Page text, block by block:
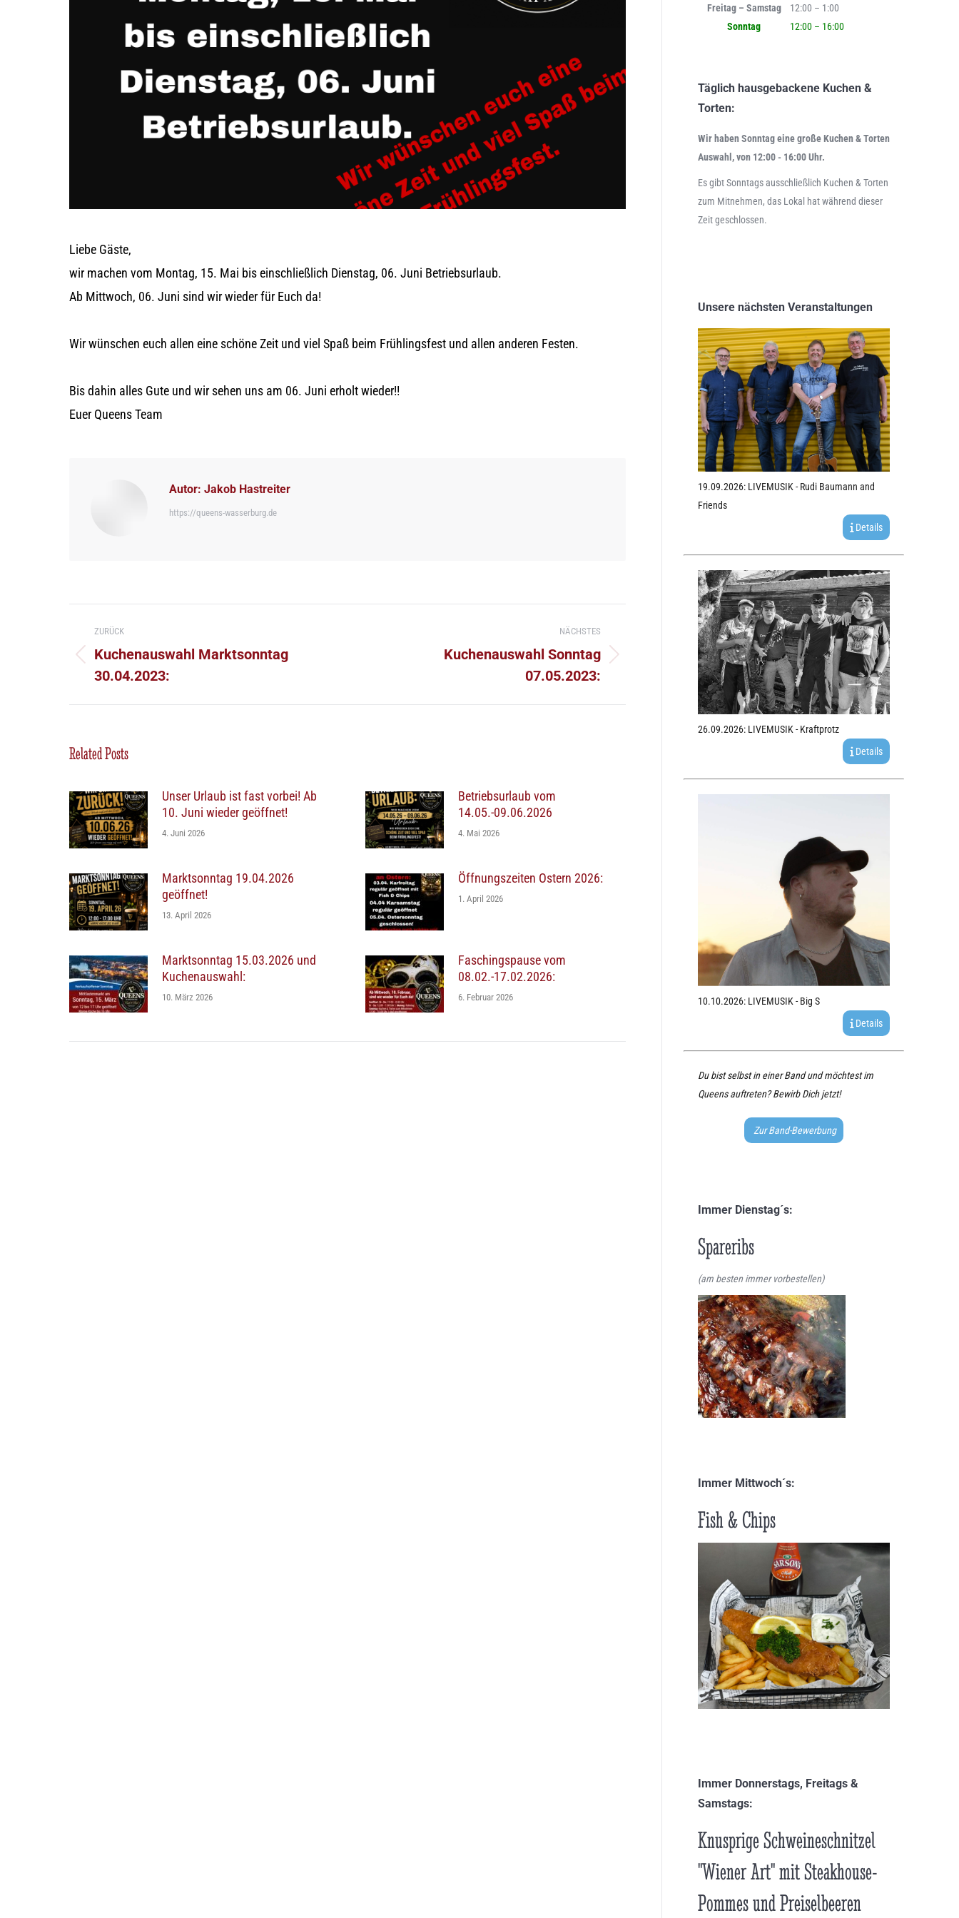
Liebe Gäste,
wir machen vom Montag, 15. Mai bis einschließlich Dienstag, 06. Juni Betriebsurlaub.
Ab Mittwoch, 06. Juni sind wir wieder für Euch da!
Wir wünschen euch allen eine schöne Zeit und viel Spaß beim Frühlingsfest und allen anderen Festen.
Bis dahin alles Gute und wir sehen uns am 06. Juni erholt wieder!!
Euer Queens Team
Autor: Jakob Hastreiter
https://queens-wasserburg.de
Kommentarnavigation
ZURÜCK
Vorheriger
Beitrag:
Kuchenauswahl Marktsonntag
30.04.2023:
NÄCHSTES
Kuchenauswahl Sonntag
07.05.2023:
Related Posts
Unser Urlaub ist fast vorbei! Ab
10. Juni wieder geöffnet!
4. Juni 2026
Betriebsurlaub vom
14.05.-09.06.2026
4. Mai 2026
Marktsonntag 19.04.2026
geöffnet!
13. April 2026
Öffnungszeiten Ostern 2026:
1. April 2026
Marktsonntag 15.03.2026 und
Kuchenauswahl:
10. März 2026
Faschingspause vom
08.02.-17.02.2026:
6. Februar 2026
Freitag – Samstag
12:00 – 1:00
Sonntag
12:00 – 16:00
Täglich hausgebackene Kuchen &
Torten:
Wir haben Sonntag eine große Kuchen & Torten
Auswahl, von 12:00 - 16:00 Uhr.
Es gibt Sonntags ausschließlich Kuchen & Torten
zum Mitnehmen, das Lokal hat während dieser
Zeit geschlossen.
Unsere nächsten Veranstaltungen
19.09.2026: LIVEMUSIK - Rudi Baumann and
Friends
Details
26.09.2026: LIVEMUSIK - Kraftprotz
Details
10.10.2026: LIVEMUSIK - Big S
Details
Du bist selbst in einer Band und möchtest im
Queens auftreten? Bewirb Dich jetzt!
Zur Band-Bewerbung
Immer Dienstag´s:
Spareribs
(am besten immer vorbestellen)
Immer Mittwoch´s:
Fish & Chips
Immer Donnerstags, Freitags &
Samstags:
Knusprige Schweineschnitzel
"Wiener Art" mit Steakhouse-
Pommes und Preiselbeeren